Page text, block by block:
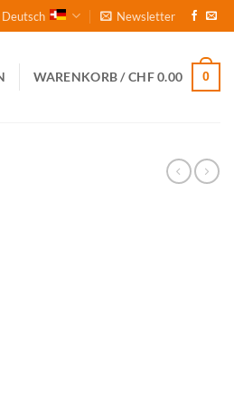
Deutsch Newsletter
WARENKORB /CHF0.00 0